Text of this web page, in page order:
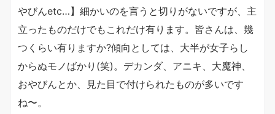
やびんetc…】細かいのを言うと切りがないですが、主
立ったものだけでもこれだけ有ります。皆さんは、幾
つくらい有りますか?傾向としては、大半が女子らし
からぬモノばかり(笑)。デカンダ、アニキ、大魔神、
おやびんとか、見た目で付けられたものが多いです
ね〜。